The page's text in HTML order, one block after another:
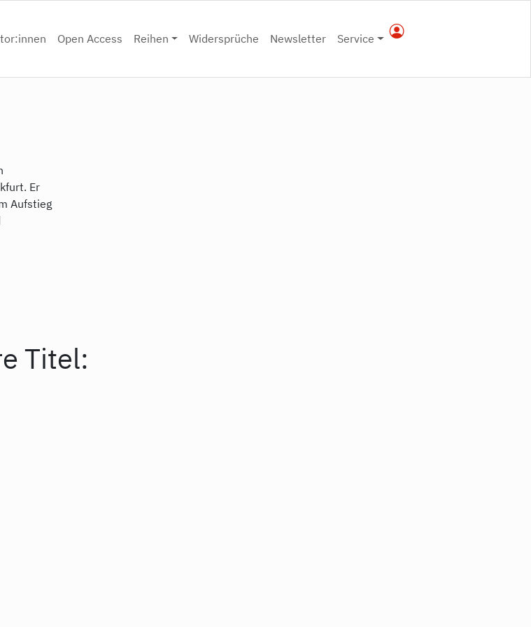
Open Access Reihen Widersprüche Newsletter Service
Er
Aufstieg
Titel: